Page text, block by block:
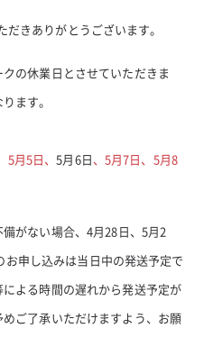
きありがとうございます。
の休業日とさせていただきま
ます。
5月5日、5月6日、5月7日、5月8
がない場合、4月28日、5月2
申し込みは当日中の発送予定で
よる時間の遅れから発送予定が
ご了承いただけますよう、お願